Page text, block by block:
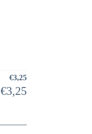
€3,25
€3,25